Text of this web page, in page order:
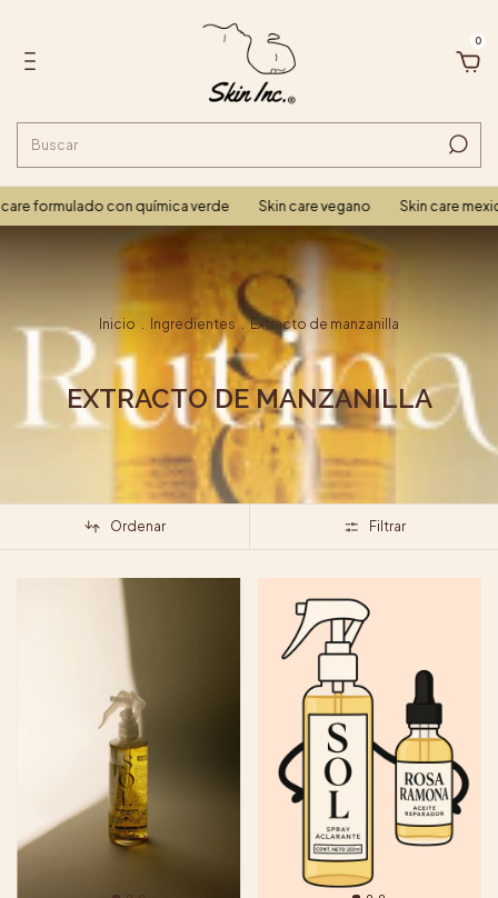
0
formulado con química verde Skin care vegano Skin care
Inicio Ingredientes . Extracto de manzanilla
EXTRACTO DE MANZANILLA
Ordenar Filtrar